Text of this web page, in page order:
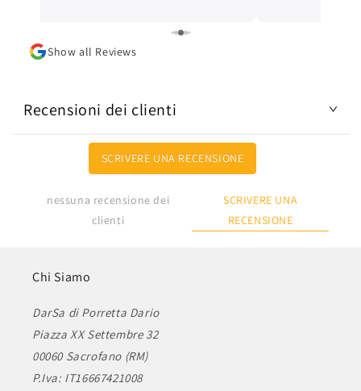
Show all Reviews
Recensioni dei clienti
SCRIVERE UNA RECENSIONE
nessuna recensione dei
clienti
SCRIVERE UNA
RECENSIONE
Chi Siamo
DarSa di Porretta Dario
Piazza XX Settembre 32
00060 Sacrofano (RM)
P.Iva: IT16667421008